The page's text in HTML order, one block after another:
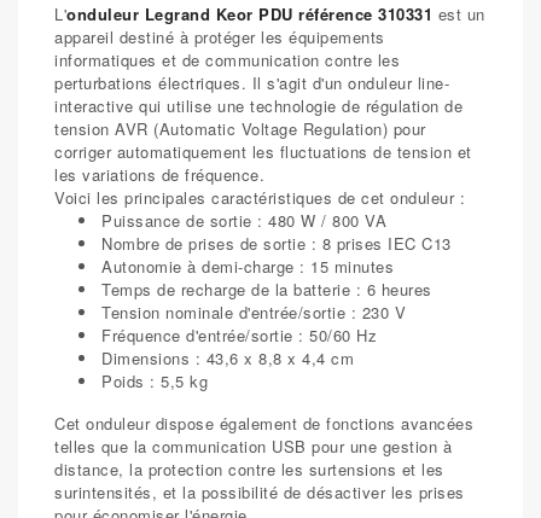
L'onduleur Legrand Keor PDU référence 310331 est un
appareil destiné à protéger les équipements
informatiques et de communication contre les
perturbations électriques. Il s'agit d'un onduleur line-
interactive qui utilise une technologie de régulation de
tension AVR (Automatic Voltage Regulation) pour
corriger automatiquement les fluctuations de tension et
les variations de fréquence.
Voici les principales caractéristiques de cet onduleur :
Puissance de sortie : 480 W / 800 VA
Nombre de prises de sortie : 8 prises IEC C13
Autonomie à demi-charge : 15 minutes
Temps de recharge de la batterie : 6 heures
Tension nominale d'entrée/sortie : 230 V
Fréquence d'entrée/sortie : 50/60 Hz
Dimensions : 43,6 x 8,8 x 4,4 cm
Poids : 5,5 kg
Cet onduleur dispose également de fonctions avancées
telles que la communication USB pour une gestion à
distance, la protection contre les surtensions et les
surintensités, et la possibilité de désactiver les prises